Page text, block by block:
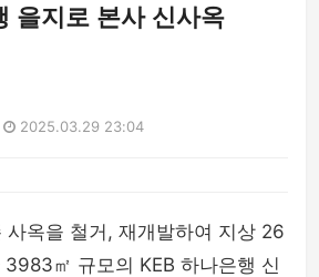
을지로 본사 신사옥
2025.03.29 23:04
사옥을 철거, 재개발하여 지상 26
㎡ 규모의 KEB 하나은행 신